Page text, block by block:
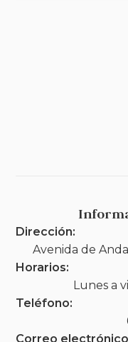
Dirección:
Avenida de
Horarios:
Lunes a
Teléfono:
Correo